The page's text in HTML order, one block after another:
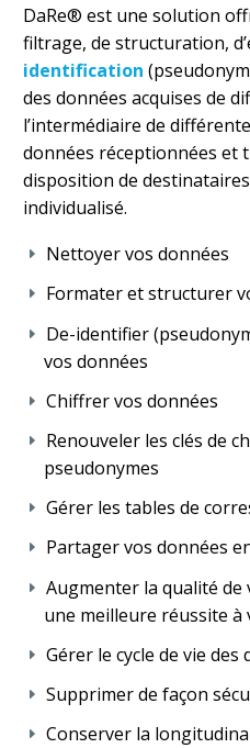
DaRe® est une solution
filtrage, de structuration,
identification
des données acquises de
l’intermédiaire de
données réceptionnées et
disposition de
individualisé.
Nettoyer vos données
Formater et structurer
De-identifier
vos données
Chiffrer vos données
Renouveler les clés de
pseudonymes
Gérer les tables de
Partager vos données
Augmenter la qualité
une meilleure réussite à
Gérer le cycle de vie des
Supprimer de façon
Conserver la